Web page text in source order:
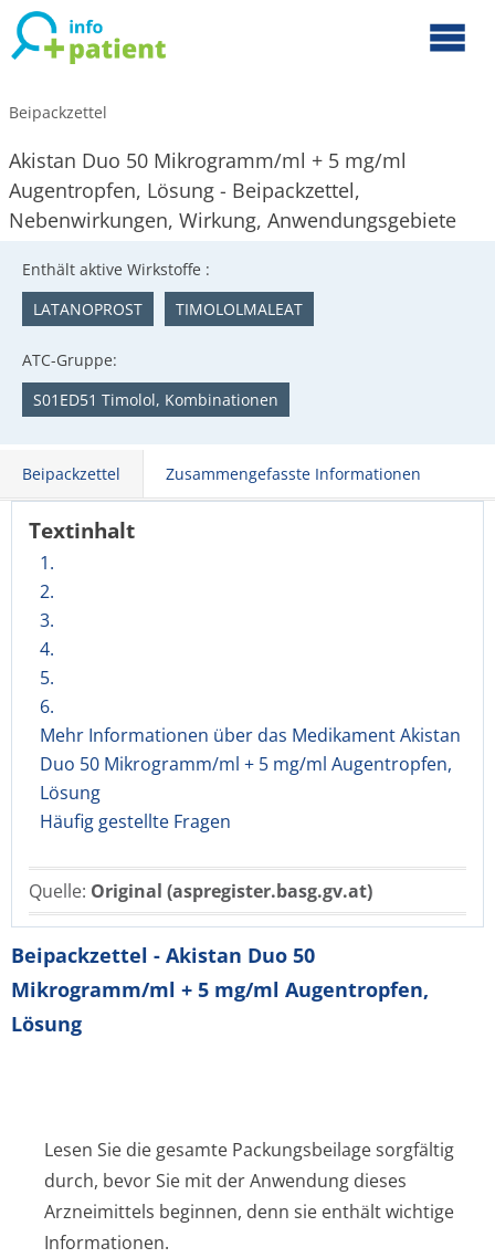
Beipackzettel
Akistan Duo 50 Mikrogramm/ml + 5 mg/ml
Augentropfen, Lösung - Beipackzettel,
Nebenwirkungen, Wirkung, Anwendungsgebiete
Enthält aktive Wirkstoffe :
LATANOPROST
TIMOLOLMALEAT
ATC-Gruppe:
S01ED51 Timolol, Kombinationen
Beipackzettel Zusammengefasste Informationen
Textinhalt
1.
2.
3.
4.
5.
6.
Mehr Informationen über das Medikament Akistan
Duo 50 Mikrogramm/ml + 5 mg/ml Augentropfen,
Lösung
Häufig gestellte Fragen
Quelle: Original (aspregister.basg.gv.at)
Beipackzettel - Akistan Duo 50
Mikrogramm/ml + 5 mg/ml Augentropfen,
Lösung
Lesen Sie die gesamte Packungsbeilage sorgfältig
durch, bevor Sie mit der Anwendung dieses
Arzneimittels beginnen, denn sie enthält wichtige
Informationen.